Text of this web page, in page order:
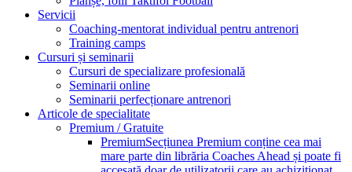
Servicii
Coaching-mentorat individual pentru antrenori
Training camps
Cursuri și seminarii
Cursuri de specializare profesională
Seminarii online
Seminarii perfecționare antrenori
Articole de specialitate
Premium / Gratuite
PremiumSecțiunea Premium conține cea mai
mare parte din librăria Coaches Ahead și poate fi